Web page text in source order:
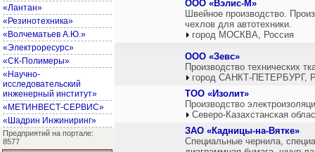
«Лантан»
«Резинотехника»
«Волчематьев А.Ю.»
«Электроресурс»
«СК-Полимеры»
«Научно-
исследовательский
инженерный институт»
«МЕТИНВЕСТ-СЕРВИС»
«Шадрин Инжиниринг»
Предприятий на портале:
8577
ООО «Вэлис-М»
Швейное производство.
чехлов для автотехники.
город МОСКВА, Россия
ООО «Зевс»
Производство технических
город САНКТ-ПЕТЕРБУРГ,
ТОО «Изолит»
Производство
Северо-Казахстанская
ЗАО «Кадницы-на-Вятке»
Специальные чернила,